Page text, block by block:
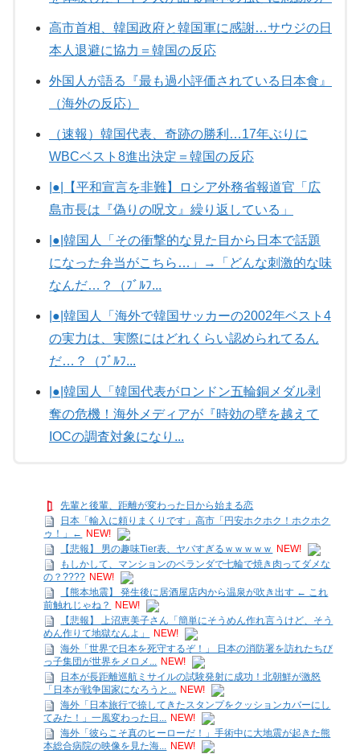
高市首相、韓国政府と韓国軍に感謝…サウジの日
本人退避に協力＝韓国の反応
外国人が語る『最も過小評価されている日本食』
（海外の反応）
（速報）韓国代表、奇跡の勝利…17年ぶりに
WBCベスト8進出決定＝韓国の反応
|●|【平和宣言を非難】ロシア外務省報道官「広
島市長は『偽りの呪文』繰り返している」
|●|韓国人「その衝撃的な見た目から日本で話題
になった弁当がこちら…」→「どんな刺激的な味
なんだ…？（ﾌﾞﾙﾌ...
|●|韓国人「海外で韓国サッカーの2002年ベスト4
の実力は、実際にはどれくらい認められてるん
だ…？（ﾌﾞﾙﾌ...
|●|韓国人「韓国代表がロンドン五輪銅メダル剥
奪の危機！海外メディアが『時効の壁を越えて
IOCの調査対象になり...
先輩と後輩、距離が変わった日から始まる恋
日本「輸入に頼りまくりです」高市「円安ホクホク！ホクホク
ゥ！」← NEW!
【悲報】 男の趣味Tier表、ヤバすぎるｗｗｗｗｗ NEW!
もしかして、マンションのベランダで七輪で焼き肉ってダメな
の？???? NEW!
【熊本地震】 発生後に居酒屋店内から温泉が吹き出す ← これ
前触れじゃね？
NEW!
【悲報】 上沼恵美子さん「簡単にそうめん作れ言うけど、そう
めん作りて地獄なんよ」
NEW!
海外「世界で日本を死守するぞ！」 日本の消防署を訪れたちび
っ子集団が世界をメロメ...
NEW!
日本が長距離巡航ミサイルの試験発射に成功！北朝鮮が激怒
「日本が戦争国家になろうと...
NEW!
海外「日本旅行で捺してきたスタンプをクッションカバーにし
てみた！」一風変わった日...
NEW!
海外「彼らこそ真のヒーローだ！」手術中に大地震が起きた熊
本総合病院の映像を見た海...
NEW!